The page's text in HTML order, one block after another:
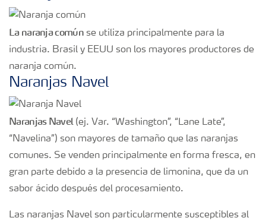
La naranja comúnse utiliza principalmente para la
industria. Brasil y EEUU son los mayores productores de
naranja común.
Naranjas Navel
Naranjas Navel(ej. Var. “Washington”, “Lane Late”,
“Navelina”) son mayores de tamaño que las naranjas
comunes. Se venden principalmente en forma fresca, en
gran parte debido a la presencia de limonina, que da un
sabor ácido después del procesamiento.
Las naranjas Navel son particularmente susceptibles al